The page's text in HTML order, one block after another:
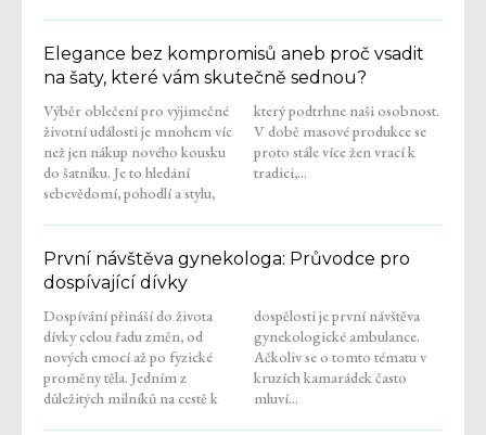
Elegance bez kompromisů aneb proč vsadit
na šaty, které vám skutečně sednou?
Výběr oblečení pro výjimečné
životní události je mnohem víc
než jen nákup nového kousku
do šatníku. Je to hledání
sebevědomí, pohodlí a stylu,
který podtrhne naši osobnost.
V době masové produkce se
proto stále více žen vrací k
tradici,...
První návštěva gynekologa: Průvodce pro
dospívající dívky
Dospívání přináší do života
dívky celou řadu změn, od
nových emocí až po fyzické
proměny těla. Jedním z
důležitých milníků na cestě k
dospělosti je první návštěva
gynekologické ambulance.
Ačkoliv se o tomto tématu v
kruzích kamarádek často
mluví...